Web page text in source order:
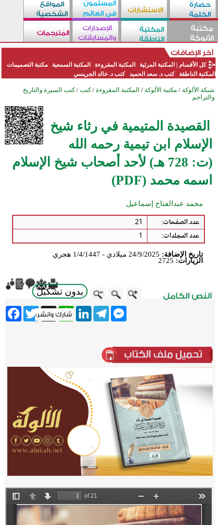
كل الأقسام المكتبة المرئية المكتبة المقروءة المكتبة السمعية
مكتبة التصميمات
المكتبة الناطقة
كتب د. سعد الحميد كتب د. خالد الجريسي
شبكة الألوكة / مكتبة الألوكة / المكتبة المقروءة / كتب / كتب السيرة والتاريخ
والتراجم
القصيدة المتيمية في رثاء شيخ
الإسلام ابن تيمية رحمه الله
(ت: 728 هـ) لأحد أصحاب شيخ الإسلام
اسمه محمد (PDF)
محمد عبدالفتاح إسماعيل
عدد الصفحات:
21
عدد المجلدات:
1
تاريخ الإضافة: 24/9/2025 ميلادي - 1/4/1447 هجري
الزيارات: 2725
بدون تشكيل
Twitter X
WhatsApp
LinkedInTelegram
Messenger